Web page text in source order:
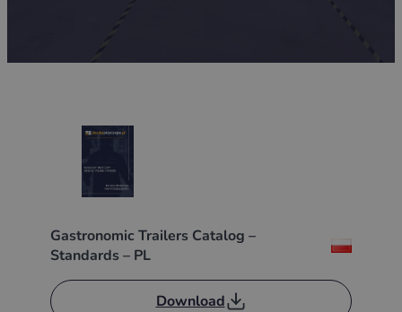
Gastronomic Trailers Catalog –
Standards – PL
Download